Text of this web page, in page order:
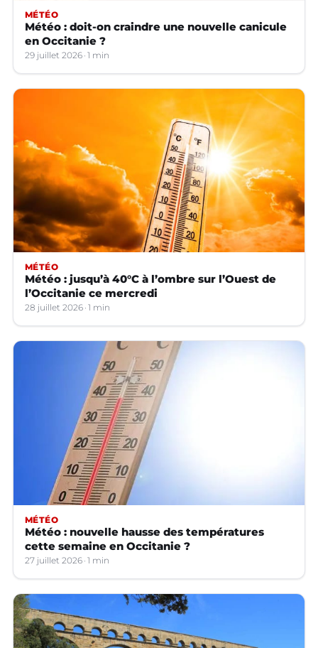
MÉTÉO
Météo : doit-on craindre une nouvelle canicule
en Occitanie ?
29 juillet 2026 1 min
MÉTÉO
Météo : jusqu’à 40°C à l’ombre sur l’Ouest de
l’Occitanie ce mercredi
28 juillet 2026 1 min
MÉTÉO
Météo : nouvelle hausse des températures
cette semaine en Occitanie ?
27 juillet 2026 1 min